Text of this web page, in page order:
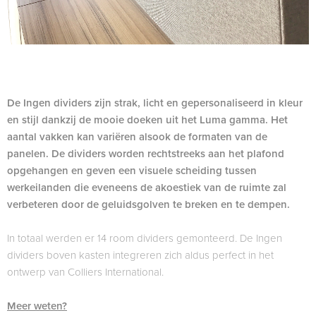
De Ingen dividers zijn strak, licht en gepersonaliseerd in kleur
en stijl dankzij de mooie doeken uit het Luma gamma. Het
aantal vakken kan variëren alsook de formaten van de
panelen. De dividers worden rechtstreeks aan het plafond
opgehangen en geven een visuele scheiding tussen
werkeilanden die eveneens de akoestiek van de ruimte zal
verbeteren door de geluidsgolven te breken en te dempen.
In totaal werden er 14 room dividers gemonteerd. De Ingen
dividers boven kasten integreren zich aldus perfect in het
ontwerp van Colliers International.
Meer weten?